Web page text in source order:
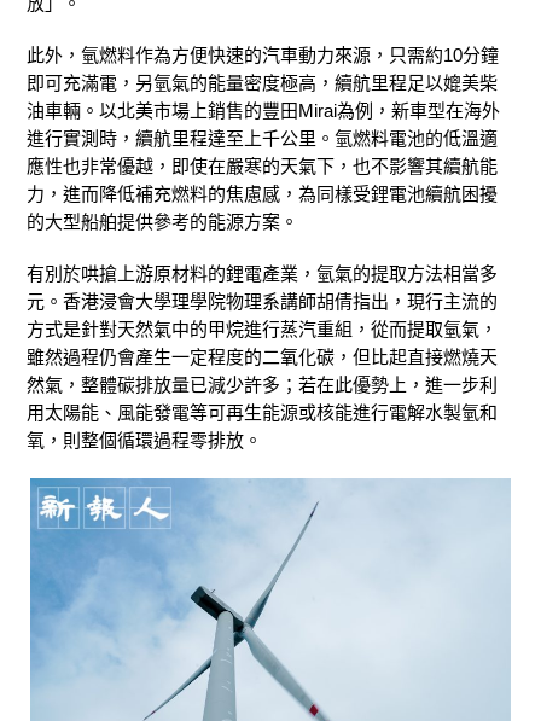
此外，氫燃料作為方便快速的汽車動力來源，只需約10分鐘
即可充滿電，另氫氣的能量密度極高，續航里程足以媲美柴
油車輛。以北美市場上銷售的豐田Mirai為例，新車型在海外
進行實測時，續航里程達至上千公里。氫燃料電池的低溫適
應性也非常優越，即使在嚴寒的天氣下，也不影響其續航能
力，進而降低補充燃料的焦慮感，為同樣受鋰電池續航困擾
的大型船舶提供參考的能源方案。
有別於哄搶上游原材料的鋰電產業，氫氣的提取方法相當多
元。香港浸會大學理學院物理系講師胡倩指出，現行主流的
方式是針對天然氣中的甲烷進行蒸汽重組，從而提取氫氣，
雖然過程仍會產生一定程度的二氧化碳，但比起直接燃燒天
然氣，整體碳排放量已減少許多；若在此優勢上，進一步利
用太陽能、風能發電等可再生能源或核能進行電解水製氫和
氧，則整個循環過程零排放。